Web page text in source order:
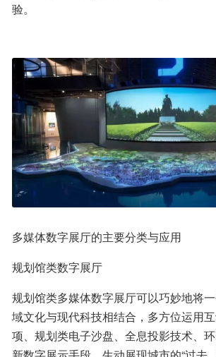
验。
多媒体数字展厅的主要分类与应用
规划馆类数字展厅
规划馆类多媒体数字展厅可以巧妙地将
域文化与现代科技相结合，多方位运用
项、规划类电子沙盘、全息投影技术、